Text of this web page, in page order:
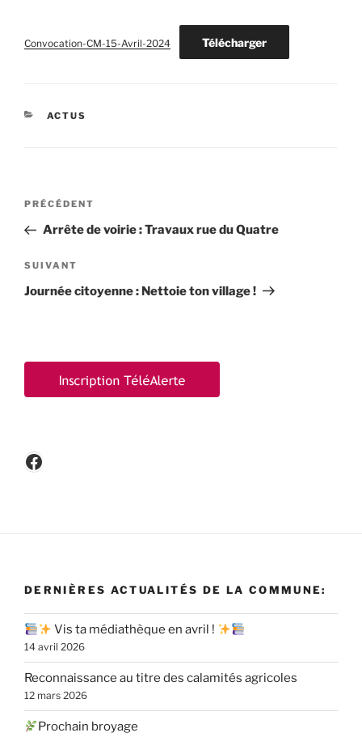
Convocation-CM-15-Avril-2024 Télécharger
CATÉGORIES
ACTUS
Navigation
l’article
Article
précédent
PRÉCÉDENT
Arrête de voirie : Travaux rue du Quatre
Article
suivant
SUIVANT
Journée citoyenne : Nettoie ton village !
Facebook
DERNIÈRES ACTUALITÉS DE LA COMMUNE:
Vis ta médiathèque en avril !
14 avril 2026
Reconnaissance au titre des calamités agricoles
12 mars 2026
Prochain broyage